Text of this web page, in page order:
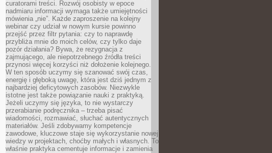
curatorami treści. Rozwój osobisty w epoce
nadmiaru informacji wymaga także umiejętności
mówienia „nie”. Każde zaproszenie na kolejny
webinar czy udział w nowym kursie powinno
przejść przez filtr pytania: czy to naprawdę
przybliża mnie do moich celów, czy tylko daje
pozór działania? Bywa, że rezygnacja z
zajmującego, ale niepotrzebnego źródła treści
przynosi więcej korzyści niż dołożenie kolejnego.
W ten sposób uczymy się szanować swój czas,
energię i głęboką uwagę, która jest dziś jednym z
najbardziej deficytowych zasobów. Niezwykle
istotne jest także powiązanie nauki z praktyką.
Jeżeli uczymy się języka, to nie wystarczy
przerabianie podręcznika – trzeba pisać
wiadomości, rozmawiać, słuchać autentycznych
materiałów. Jeśli zdobywamy kompetencje
zawodowe, kluczowe staje się wykorzystanie nowej
wiedzy w projektach, choćby małych i własnych. To
właśnie praktyka cementuje informacje i zamienia